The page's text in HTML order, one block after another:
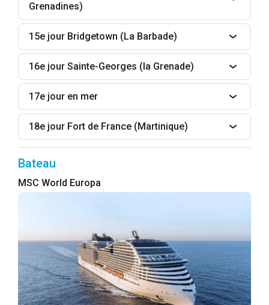
Grenadines)
15e jour Bridgetown (La Barbade)
16e jour Sainte-Georges (la Grenade)
17e jour en mer
18e jour Fort de France (Martinique)
Bateau
MSC World Europa